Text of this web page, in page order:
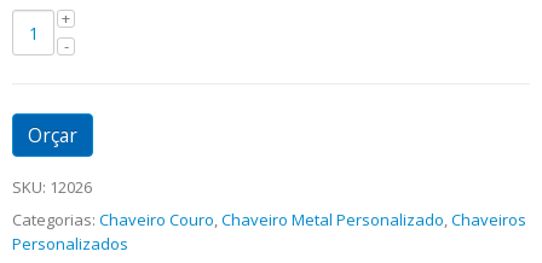
Orçar
SKU: 12026
Categorias: Chaveiro Couro,Chaveiro Metal Personalizado,Chaveiros
Personalizados